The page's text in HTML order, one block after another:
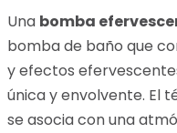
Una bomba
bomba de baño que
y efectos
única y envolvente. El
se asocia con una